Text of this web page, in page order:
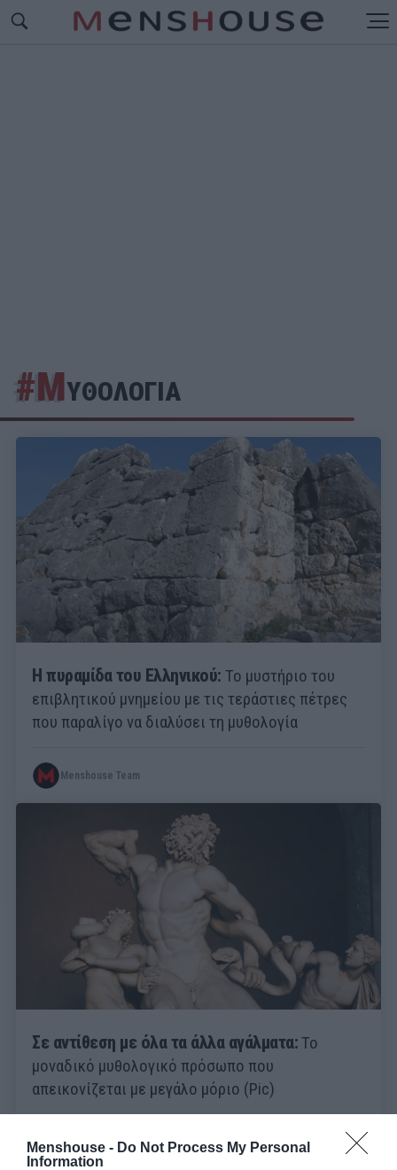
Menshouse - Do Not Process My Personal
Information
#ΜΥΘΟΛΟΓΙΑ
Η πυραμίδα του Ελληνικού: Το μυστήριο του
επιβλητικού μνημείου με τις τεράστιες πέτρες
που παραλίγο να διαλύσει τη μυθολογία
Menshouse Team
Σε αντίθεση με όλα τα άλλα αγάλματα:Το
μοναδικό μυθολογικό πρόσωπο που
απεικονίζεται με μεγάλο μόριο (Pic)
Menshouse Team